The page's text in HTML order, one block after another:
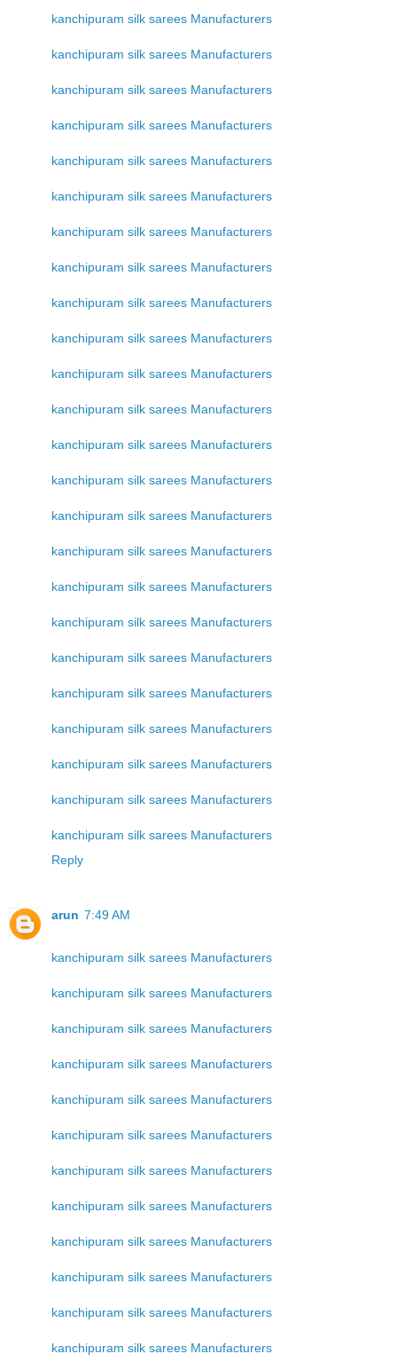
kanchipuram silk sarees Manufacturers
kanchipuram silk sarees Manufacturers
kanchipuram silk sarees Manufacturers
kanchipuram silk sarees Manufacturers
kanchipuram silk sarees Manufacturers
kanchipuram silk sarees Manufacturers
kanchipuram silk sarees Manufacturers
kanchipuram silk sarees Manufacturers
kanchipuram silk sarees Manufacturers
kanchipuram silk sarees Manufacturers
kanchipuram silk sarees Manufacturers
kanchipuram silk sarees Manufacturers
kanchipuram silk sarees Manufacturers
kanchipuram silk sarees Manufacturers
kanchipuram silk sarees Manufacturers
kanchipuram silk sarees Manufacturers
kanchipuram silk sarees Manufacturers
kanchipuram silk sarees Manufacturers
kanchipuram silk sarees Manufacturers
kanchipuram silk sarees Manufacturers
kanchipuram silk sarees Manufacturers
kanchipuram silk sarees Manufacturers
kanchipuram silk sarees Manufacturers
kanchipuram silk sarees Manufacturers
Reply
arun 7:49 AM
kanchipuram silk sarees Manufacturers
kanchipuram silk sarees Manufacturers
kanchipuram silk sarees Manufacturers
kanchipuram silk sarees Manufacturers
kanchipuram silk sarees Manufacturers
kanchipuram silk sarees Manufacturers
kanchipuram silk sarees Manufacturers
kanchipuram silk sarees Manufacturers
kanchipuram silk sarees Manufacturers
kanchipuram silk sarees Manufacturers
kanchipuram silk sarees Manufacturers
kanchipuram silk sarees Manufacturers